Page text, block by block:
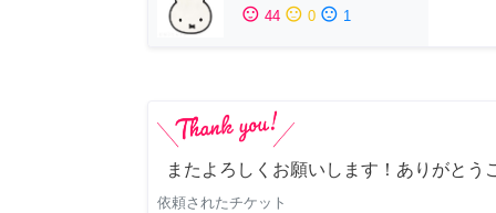
sentiment_satisfied 44 sentiment_neutral 0 sentiment_dissatisfied 1
またよろしくお願いします！ありがとう
依頼されたチケット